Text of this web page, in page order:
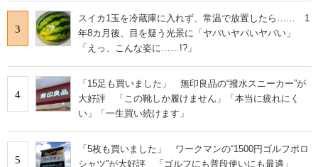
3
スイカ1玉を冷蔵庫に入れず、常温で放置したら…… 1
年8カ月後、目を疑う光景に「ヤバいヤバいヤバい」
「えっ、こんな姿に……!?」
4
「15足も買いました」 無印良品の“撥水スニーカー”が
大好評 「この靴しか履けません」「本当に疲れにく
い」「一生買い続けます」
5
「5枚も買いました」 ワークマンの“1500円ゴルフポロ
シャツ”が大好評 「ゴルフにも普段使いにも最適」